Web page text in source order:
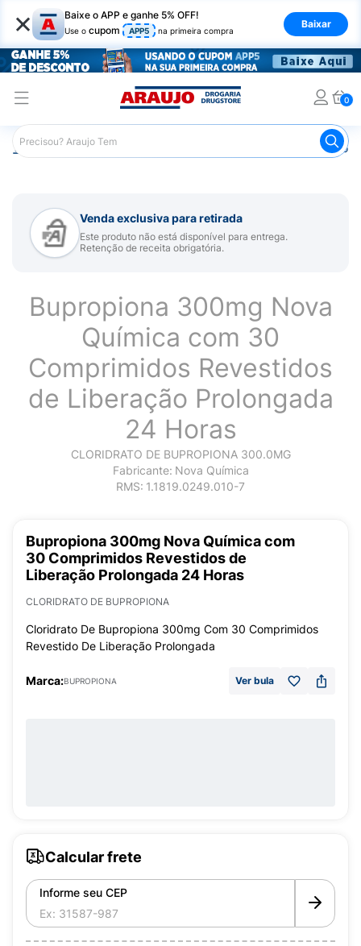
× Baixe o APP e ganhe 5% OFF!
Use o cupom APP5 na primeira compra
Baixar
0
Araujo Medicamentos Remédio para Sistema Nervoso
Venda exclusiva para retirada
Este produto não está disponível para entrega.
Retenção de receita obrigatória.
Bupropiona 300mg Nova
Química com 30
Comprimidos Revestidos
de Liberação Prolongada
24 Horas
CLORIDRATO DE BUPROPIONA 300.0MG
Fabricante: Nova Química
RMS: 1.1819.0249.010-7
Bupropiona 300mg Nova Química com
30 Comprimidos Revestidos de
Liberação Prolongada 24 Horas
CLORIDRATO DE BUPROPIONA
Cloridrato De Bupropiona 300mg Com 30 Comprimidos
Revestido De Liberação Prolongada
Marca:BUPROPIONA Ver bula
Calcular frete
Informe seu CEP